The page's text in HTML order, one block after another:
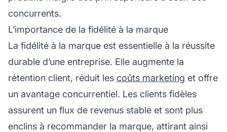
concurrents.
L’importance de la fidélité à la marque
La fidélité à la marque est essentielle à la réussite
durable d’une entreprise. Elle augmente la
rétention client, réduit les coûts marketing et offre
un avantage concurrentiel. Les clients fidèles
assurent un flux de revenus stable et sont plus
enclins à recommander la marque, attirant ainsi